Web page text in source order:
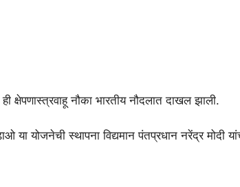
नौका भारतीय नौदलात दाखल झाली.
या योजनेची स्थापना विद्यमान पंतप्रधान नरेंद्र मोदी